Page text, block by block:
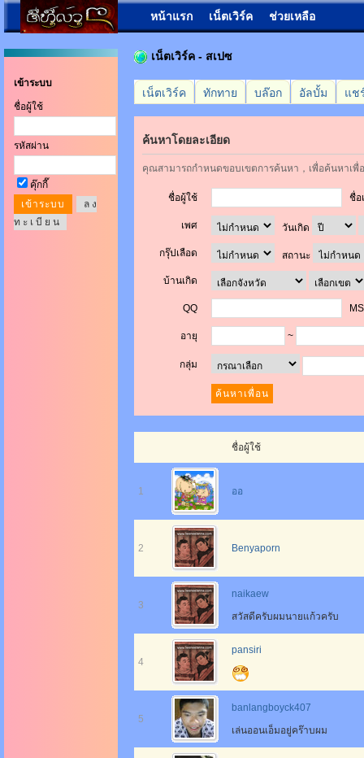
หน้าแรก เน็ตเวิร์ค ช่วยเหลือ
เข้าระบบ
ชื่อผู้ใช้
รหัสผ่าน
คุ๊กกี๊
ล ง
ท ะ เ บี ย น
เน็ตเวิร์ค - สเปซ
เน็ตเวิร์ค ทักทาย บล๊อก อัลบั้ม แช
ค้นหาโดยละเอียด
คุณสามารถกำหนดขอบเขตการค้นหา，เพื่อค้นหาเ
ชื่อผู้ใช้ ชื่อ
เพศ วันเกิด
กรุ๊ปเลือด สถานะ
บ้านเกิด
QQ
อายุ ~
กลุ่ม
ชื่อผู้ใช้
1 ออ
2 Benyaporn
3
naikaew
สวัสดีครับผมนายแก้วครับ
4
pansiri
5
banlangboyck407
เล่นออนเอ็มอยู่คร๊าบผม